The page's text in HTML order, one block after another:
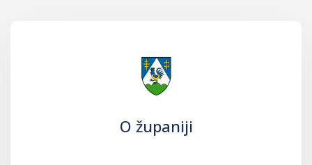
O županiji